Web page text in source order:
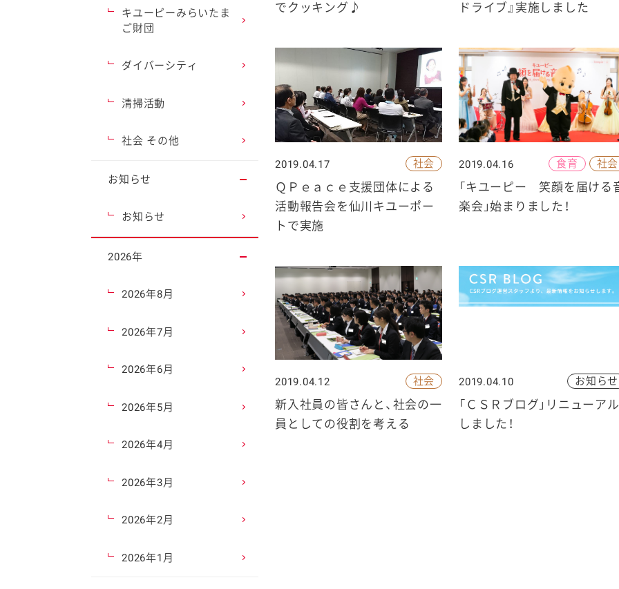
でクッキング♪
ドライブ』実施しました
社会
2019.04.17
ＱＰｅａｃｅ支援団体による
活動報告会を仙川キユーポー
トで実施
食育 社会
2019.04.16
「キユーピー 笑顔を届ける
楽会」始まりました！
社会
2019.04.12
新入社員の皆さんと、社会の一
員としての役割を考える
お知らせ
2019.04.10
「ＣＳＲブログ」リニューアル
しました！
キユーピーみらいたま
ご財団
ダイバーシティ
清掃活動
社会 その他
お知らせ
お知らせ
2026年
2026年8月
2026年7月
2026年6月
2026年5月
2026年4月
2026年3月
2026年2月
2026年1月